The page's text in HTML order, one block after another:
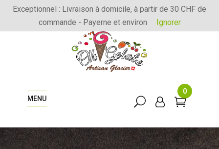
Exceptionnel : Livraison à domicile, à partir de 30 CHF de
commande - Payerne et environ
Ignorer
MENU
0